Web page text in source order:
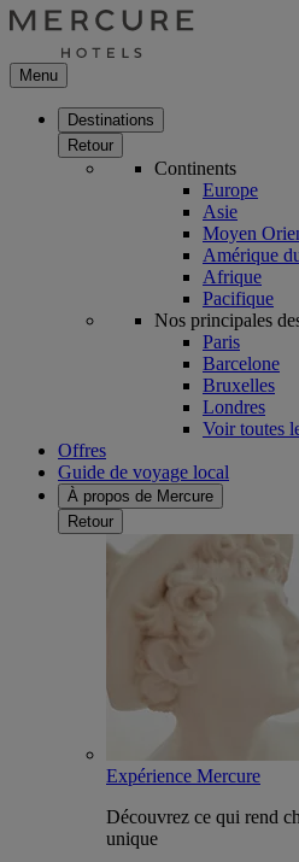
Menu
Destinations
Retour
Continents
Europe
Asie
Moyen
Amérique
Afrique
Pacifique
Nos principales
Paris
Barcelone
Bruxelles
Londres
Voir toutes
Offres
Guide de voyage local
À propos de Mercure
Retour
Expérience Mercure
Découvrez ce qui rend
unique